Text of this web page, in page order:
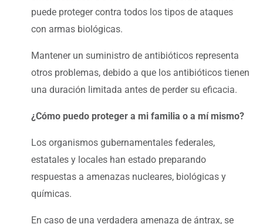
puede proteger contra todos los tipos de ataques
con armas biológicas.
Mantener un suministro de antibióticos representa
otros problemas, debido a que los antibióticos tienen
una duración limitada antes de perder su eficacia.
¿Cómo puedo proteger a mi familia o a mí mismo?
Los organismos gubernamentales federales,
estatales y locales han estado preparando
respuestas a amenazas nucleares, biológicas y
químicas.
En caso de una verdadera amenaza de ántrax, se